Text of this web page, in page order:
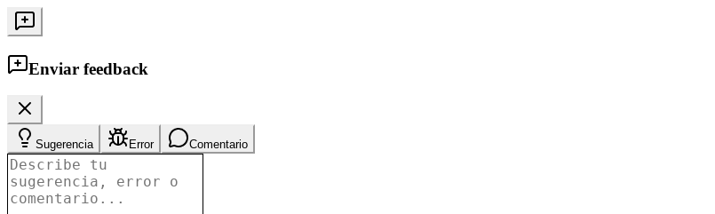
Enviar feedback
Sugerencia Error Comentario